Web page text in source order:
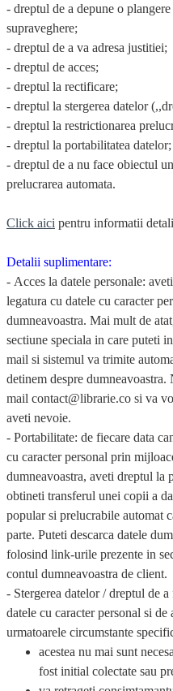
- dreptul de a depune o
supraveghere;
- dreptul de a va adresa justitiei;
- dreptul de acces;
- dreptul la rectificare;
- dreptul la stergerea datelor
- dreptul la restrictionarea
- dreptul la portabilitatea datelor;
- dreptul de a nu face obiectul
prelucrarea automata.
Click aici pentru informatii
Detalii suplimentare:
- Acces la datele personale:
legatura cu datele cu caracter
dumneavoastra. Mai mult de
sectiune speciala in care puteti
mail si sistemul va trimite
detinem despre dumneavoastra.
mail contact@librarie.co si va
aveti nevoie.
- Portabilitate: de fiecare data
cu caracter personal prin
dumneavoastra, aveti dreptul la
obtineti transferul unei copii a
popular si prelucrabile automat
parte. Puteti descarca datele
folosind link-urile prezente in
contul dumneavoastra de client.
- Stergerea datelor / dreptul de
datele cu caracter personal si
urmatoarele circumstante
acestea nu mai sunt
fost initial colectate sau